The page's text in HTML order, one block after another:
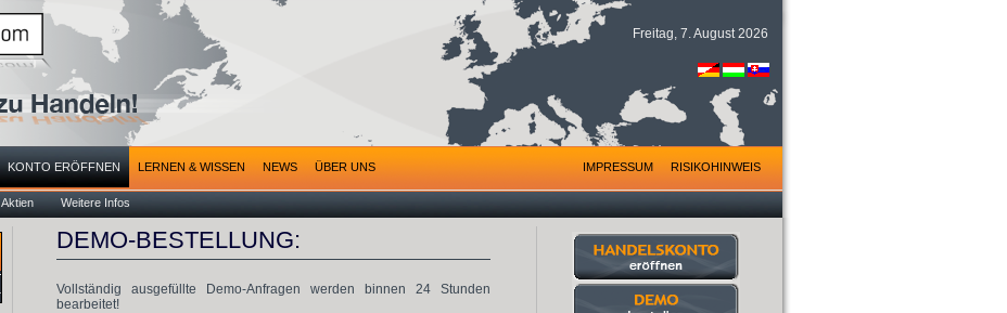
Freitag, 7. August 2026
KONTO ERÖFFNEN LERNEN & WISSEN NEWS ÜBER UNS IMPRESSUM RISIKOHINWEIS
Aktien Weitere Infos
DEMO-BESTELLUNG:
Vollständig ausgefüllte Demo-Anfragen werden binnen 24 Stunden
bearbeitet!